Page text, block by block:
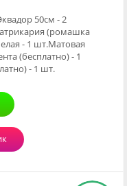
50см - 2
(ромашка
- 1 шт.Матовая
(бесплатно) - 1
- 1 шт.